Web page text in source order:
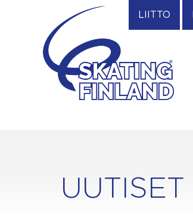
LIITTO
UUTISET